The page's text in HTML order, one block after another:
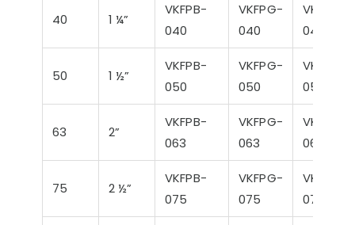
40 1 ¼”
VKFPB-
040
VKFPG-
040
VKFPM-
040
50 1 ½”
VKFPB-
050
VKFPG-
050
VKFPM-
050
63 2”
VKFPB-
063
VKFPG-
063
VKFPM-
063
75 2 ½”
VKFPB-
075
VKFPG-
075
VKFPM-
075